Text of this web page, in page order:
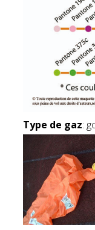
Type de gaz: